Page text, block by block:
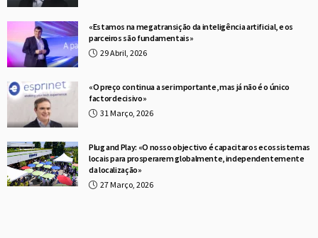
«Estamos na megatransição da inteligência artificial, e os
parceiros são fundamentais»
29 Abril, 2026
«O preço continua a ser importante, mas já não é o único
factor decisivo»
31 Março, 2026
Plug and Play: «O nosso objectivo é capacitar os ecossistemas
locais para prosperarem globalmente, independentemente
da localização»
27 Março, 2026